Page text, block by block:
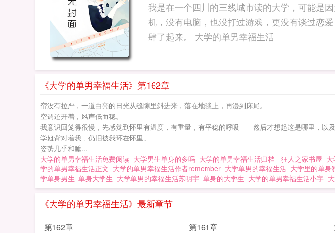
我是在一个四川的三线城市读的大学，可能是
机，没有电脑，也没打过游戏，更没有谈过恋
肆了起来。 大学的单男幸福生活
《大学的单男幸福生活》第162章
帘没有拉严，一道白亮的日光从缝隙里斜进来，落在地毯上，再漫到床尾。
空调还开着，风声低而稳。
我意识回笼得很慢，先感觉到怀里有温度，有重量，有平稳的呼吸——然后才想起这是哪里，以及
学姐背对着我，仍旧被我环在怀里。
姿势几乎和睡...
大学的单男幸福生活免费阅读 大学男生单身的多吗 大学的单男幸福生活归档 - 狂人之家书屋
学的单男幸福生活正文 大学的单男幸福生活作者remember 大学单男的幸福生活 大学里的单身
学单身男生 单身大学生 大学单男的幸福生活苏明宇 单身的大学生 大学的单男幸福生活小宇
《大学的单男幸福生活》最新章节
第162章 第161章